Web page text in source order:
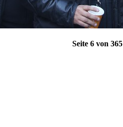
Seite 6 von 365